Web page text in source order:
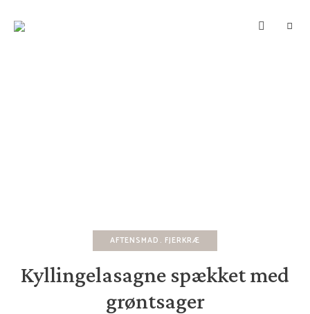
SUNDBERGS
Mad
AFTENSMAD FJERKRÆ
Kyllingelasagne spækket med
grøntsager